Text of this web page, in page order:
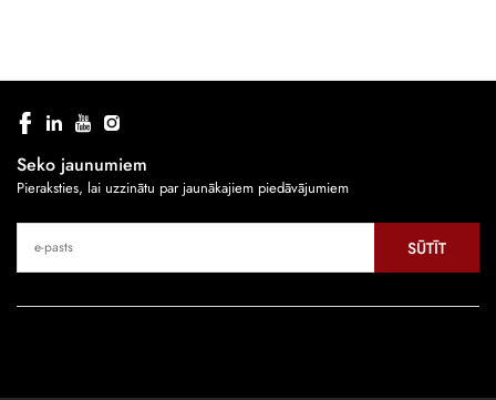
Seko jaunumiem
Pieraksties, lai uzzinātu par jaunākajiem piedāvājumiem
SŪTĪT